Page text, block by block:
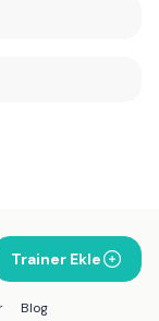
Trainer Ekle
Blog